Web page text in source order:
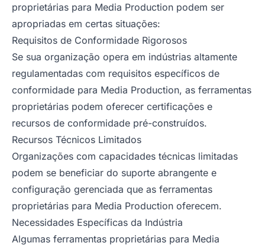
proprietárias para Media Production podem ser
apropriadas em certas situações:
Requisitos de Conformidade Rigorosos
Se sua organização opera em indústrias altamente
regulamentadas com requisitos específicos de
conformidade para Media Production, as ferramentas
proprietárias podem oferecer certificações e
recursos de conformidade pré-construídos.
Recursos Técnicos Limitados
Organizações com capacidades técnicas limitadas
podem se beneficiar do suporte abrangente e
configuração gerenciada que as ferramentas
proprietárias para Media Production oferecem.
Necessidades Específicas da Indústria
Algumas ferramentas proprietárias para Media